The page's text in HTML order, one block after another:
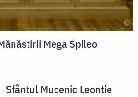
Mega Spileo
Sfântul Mucenic Leontie